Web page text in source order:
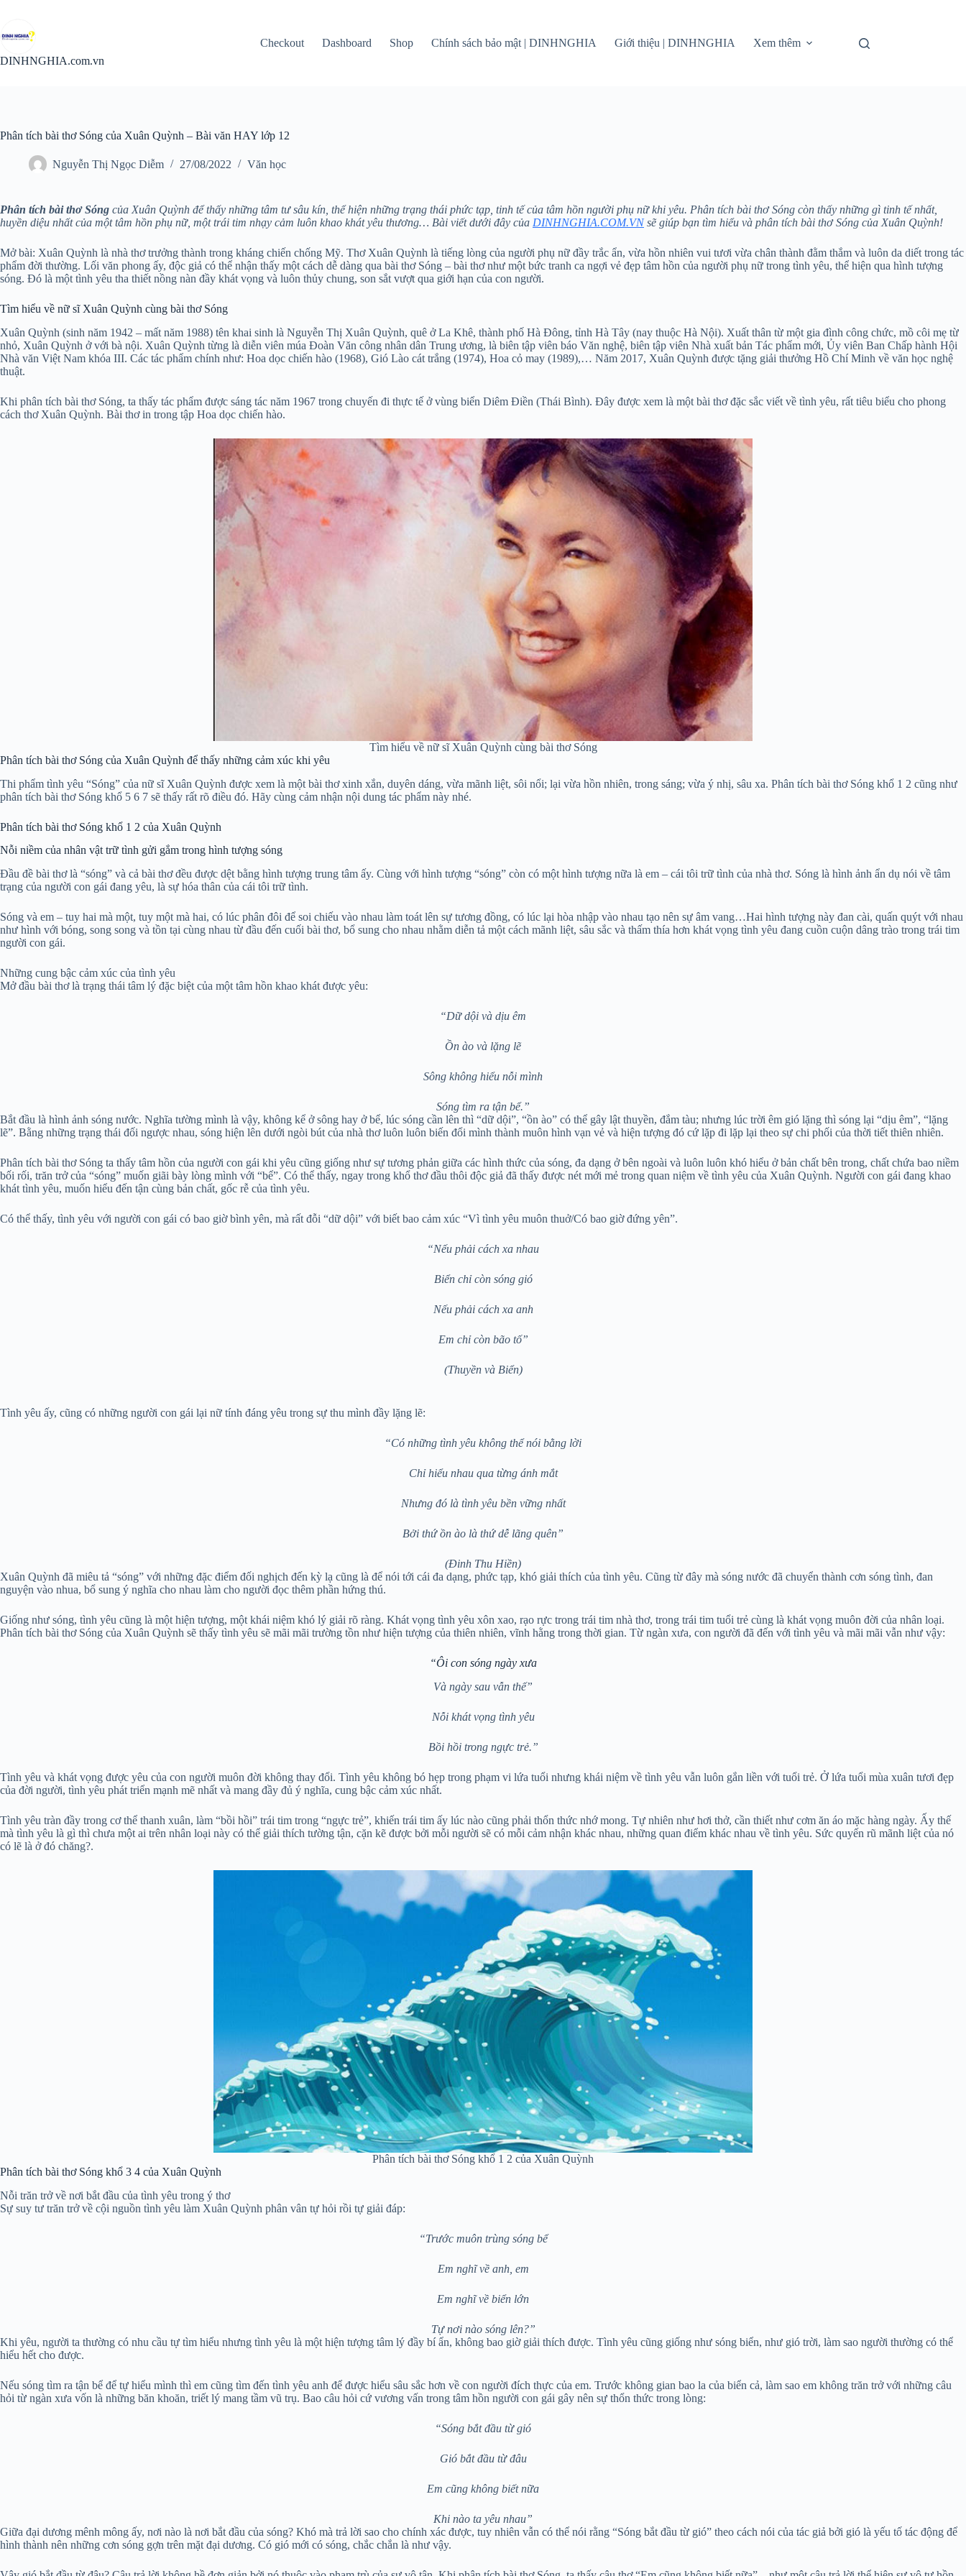
phần
nội
dung
DINHNGHIA.com.vn
Checkout Dashboard Shop Chính sách bảo mật | DINHNGHIA Giới thiệu | DINHNGHIA Xem thêm
Phân tích bài thơ Sóng của Xuân Quỳnh – Bài văn HAY lớp 12
Nguyễn Thị Ngọc Diễm 27/08/2022 Văn học
Phân tích bài thơ Sóng của Xuân Quỳnh để thấy những tâm tư sâu kín, thể hiện những trạng thái phức tạp, tinh tế của tâm hồn người phụ nữ khi yêu. Phân tích bài thơ Sóng còn thấy những gì tinh tế nhất,
huyền diệu nhất của một tâm hồn phụ nữ, một trái tim nhạy cảm luôn khao khát yêu thương… Bài viết dưới đây của DINHNGHIA.COM.VNsẽ giúp bạn tìm hiểu và phân tích bài thơ Sóng của Xuân Quỳnh!
Mở bài: Xuân Quỳnh là nhà thơ trưởng thành trong kháng chiến chống Mỹ. Thơ Xuân Quỳnh là tiếng lòng của người phụ nữ đầy trắc ẩn, vừa hồn nhiên vui tươi vừa chân thành đằm thắm và luôn da diết trong tác
phẩm đời thường. Lối văn phong ấy, độc giả có thể nhận thấy một cách dễ dàng qua bài thơ Sóng – bài thơ như một bức tranh ca ngợi vẻ đẹp tâm hồn của người phụ nữ trong tình yêu, thể hiện qua hình tượng
sóng. Đó là một tình yêu tha thiết nồng nàn đầy khát vọng và luôn thủy chung, son sắt vượt qua giới hạn của con người.
Tìm hiểu về nữ sĩ Xuân Quỳnh cùng bài thơ Sóng
Xuân Quỳnh (sinh năm 1942 – mất năm 1988) tên khai sinh là Nguyễn Thị Xuân Quỳnh, quê ở La Khê, thành phố Hà Đông, tỉnh Hà Tây (nay thuộc Hà Nội). Xuất thân từ một gia đình công chức, mồ côi mẹ từ
nhỏ, Xuân Quỳnh ở với bà nội. Xuân Quỳnh từng là diễn viên múa Đoàn Văn công nhân dân Trung ương, là biên tập viên báo Văn nghệ, biên tập viên Nhà xuất bản Tác phẩm mới, Ủy viên Ban Chấp hành Hội
Nhà văn Việt Nam khóa III. Các tác phẩm chính như: Hoa dọc chiến hào (1968), Gió Lào cát trắng (1974), Hoa cỏ may (1989),… Năm 2017, Xuân Quỳnh được tặng giải thưởng Hồ Chí Minh về văn học nghệ
thuật.
Khi phân tích bài thơ Sóng, ta thấy tác phẩm được sáng tác năm 1967 trong chuyến đi thực tế ở vùng biển Diêm Điền (Thái Bình). Đây được xem là một bài thơ đặc sắc viết về tình yêu, rất tiêu biểu cho phong
cách thơ Xuân Quỳnh. Bài thơ in trong tập Hoa dọc chiến hào.
Tìm hiểu về nữ sĩ Xuân Quỳnh cùng bài thơ Sóng
Phân tích bài thơ Sóng của Xuân Quỳnh để thấy những cảm xúc khi yêu
Thi phẩm tình yêu “Sóng” của nữ sĩ Xuân Quỳnh được xem là một bài thơ xinh xắn, duyên dáng, vừa mãnh liệt, sôi nổi; lại vừa hồn nhiên, trong sáng; vừa ý nhị, sâu xa. Phân tích bài thơ Sóng khổ 1 2 cũng như
phân tích bài thơ Sóng khổ 5 6 7 sẽ thấy rất rõ điều đó. Hãy cùng cảm nhận nội dung tác phẩm này nhé.
Phân tích bài thơ Sóng khổ 1 2 của Xuân Quỳnh
Nỗi niềm của nhân vật trữ tình gửi gắm trong hình tượng sóng
Đầu đề bài thơ là “sóng” và cả bài thơ đều được dệt bằng hình tượng trung tâm ấy. Cùng với hình tượng “sóng” còn có một hình tượng nữa là em – cái tôi trữ tình của nhà thơ. Sóng là hình ảnh ẩn dụ nói về tâm
trạng của người con gái đang yêu, là sự hóa thân của cái tôi trữ tình.
Sóng và em – tuy hai mà một, tuy một mà hai, có lúc phân đôi để soi chiếu vào nhau làm toát lên sự tương đồng, có lúc lại hòa nhập vào nhau tạo nên sự âm vang…Hai hình tượng này đan cài, quấn quýt với nhau
như hình với bóng, song song và tồn tại cùng nhau từ đầu đến cuối bài thơ, bổ sung cho nhau nhằm diễn tả một cách mãnh liệt, sâu sắc và thấm thía hơn khát vọng tình yêu đang cuồn cuộn dâng trào trong trái tim
người con gái.
Những cung bậc cảm xúc của tình yêu
Mở đầu bài thơ là trạng thái tâm lý đặc biệt của một tâm hồn khao khát được yêu:
“Dữ dội và dịu êm
Ồn ào và lặng lẽ
Sông không hiểu nỗi mình
Sóng tìm ra tận bể.”
Bắt đầu là hình ảnh sóng nước. Nghĩa tường mình là vậy, không kể ở sông hay ở bể, lúc sóng cần lên thì “dữ dội”, “ồn ào” có thể gây lật thuyền, đắm tàu; nhưng lúc trời êm gió lặng thì sóng lại “dịu êm”, “lặng
lẽ”. Bằng những trạng thái đối ngược nhau, sóng hiện lên dưới ngòi bút của nhà thơ luôn luôn biến đổi mình thành muôn hình vạn vẻ và hiện tượng đó cứ lặp đi lặp lại theo sự chi phối của thời tiết thiên nhiên.
Phân tích bài thơ Sóng ta thấy tâm hồn của người con gái khi yêu cũng giống như sự tương phản giữa các hình thức của sóng, đa dạng ở bên ngoài và luôn luôn khó hiểu ở bản chất bên trong, chất chứa bao niềm
bối rối, trăn trở của “sóng” muốn giãi bày lòng mình với “bể”. Có thể thấy, ngay trong khổ thơ đầu thôi độc giả đã thấy được nét mới mẻ trong quan niệm về tình yêu của Xuân Quỳnh. Người con gái đang khao
khát tình yêu, muốn hiểu đến tận cùng bản chất, gốc rễ của tình yêu.
Có thể thấy, tình yêu với người con gái có bao giờ bình yên, mà rất đỗi “dữ dội” với biết bao cảm xúc “Vì tình yêu muôn thuở/Có bao giờ đứng yên”.
“Nếu phải cách xa nhau
Biển chỉ còn sóng gió
Nếu phải cách xa anh
Em chỉ còn bão tố”
(Thuyền và Biển)
Tình yêu ấy, cũng có những người con gái lại nữ tính đáng yêu trong sự thu mình đầy lặng lẽ:
“Có những tình yêu không thể nói bằng lời
Chỉ hiểu nhau qua từng ánh mắt
Nhưng đó là tình yêu bền vững nhất
Bởi thứ ồn ào là thứ dễ lãng quên”
(Đinh Thu Hiền)
Xuân Quỳnh đã miêu tả “sóng” với những đặc điểm đối nghịch đến kỳ lạ cũng là để nói tới cái đa dạng, phức tạp, khó giải thích của tình yêu. Cũng từ đây mà sóng nước đã chuyển thành cơn sóng tình, đan
nguyện vào nhua, bổ sung ý nghĩa cho nhau làm cho người đọc thêm phần hứng thú.
Giống như sóng, tình yêu cũng là một hiện tượng, một khái niệm khó lý giải rõ ràng. Khát vọng tình yêu xôn xao, rạo rực trong trái tim nhà thơ, trong trái tim tuổi trẻ cùng là khát vọng muôn đời của nhân loại.
Phân tích bài thơ Sóng của Xuân Quỳnh sẽ thấy tình yêu sẽ mãi mãi trường tồn như hiện tượng của thiên nhiên, vĩnh hằng trong thời gian. Từ ngàn xưa, con người đã đến với tình yêu và mãi mãi vẫn như vậy:
“Ôi con sóng ngày xưa
Và ngày sau vẫn thế”
Nỗi khát vọng tình yêu
Bồi hồi trong ngực trẻ.”
Tình yêu và khát vọng được yêu của con người muôn đời không thay đổi. Tình yêu không bó hẹp trong phạm vi lứa tuổi nhưng khái niệm về tình yêu vẫn luôn gắn liền với tuổi trẻ. Ở lứa tuổi mùa xuân tươi đẹp
của đời người, tình yêu phát triển mạnh mẽ nhất và mang đầy đủ ý nghĩa, cung bậc cảm xúc nhất.
Tình yêu tràn đầy trong cơ thể thanh xuân, làm “bồi hồi” trái tim trong “ngực trẻ”, khiến trái tim ấy lúc nào cũng phải thổn thức nhớ mong. Tự nhiên như hơi thở, cần thiết như cơm ăn áo mặc hàng ngày. Ấy thế
mà tình yêu là gì thì chưa một ai trên nhân loại này có thể giải thích tường tận, cặn kẽ được bởi mỗi người sẽ có mỗi cảm nhận khác nhau, những quan điểm khác nhau về tình yêu. Sức quyến rũ mãnh liệt của nó
có lẽ là ở đó chăng?.
Phân tích bài thơ Sóng khổ 1 2 của Xuân Quỳnh
Phân tích bài thơ Sóng khổ 3 4 của Xuân Quỳnh
Nỗi trăn trở về nơi bắt đầu của tình yêu trong ý thơ
Sự suy tư trăn trở về cội nguồn tình yêu làm Xuân Quỳnh phân vân tự hỏi rồi tự giải đáp:
“Trước muôn trùng sóng bể
Em nghĩ về anh, em
Em nghĩ về biển lớn
Tự nơi nào sóng lên?”
Khi yêu, người ta thường có nhu cầu tự tìm hiểu nhưng tình yêu là một hiện tượng tâm lý đầy bí ẩn, không bao giờ giải thích được. Tình yêu cũng giống như sóng biển, như gió trời, làm sao người thường có thể
hiểu hết cho được.
Nếu sóng tìm ra tận bể để tự hiểu mình thì em cũng tìm đến tình yêu anh để được hiểu sâu sắc hơn về con người đích thực của em. Trước không gian bao la của biển cả, làm sao em không trăn trở với những câu
hỏi từ ngàn xưa vốn là những băn khoăn, triết lý mang tầm vũ trụ. Bao câu hỏi cứ vương vấn trong tâm hồn người con gái gây nên sự thổn thức trong lòng:
“Sóng bắt đầu từ gió
Gió bắt đầu từ đâu
Em cũng không biết nữa
Khi nào ta yêu nhau”
Giữa đại dương mênh mông ấy, nơi nào là nơi bắt đầu của sóng? Khó mà trả lời sao cho chính xác được, tuy nhiên vẫn có thể nói rằng “Sóng bắt đầu từ gió” theo cách nói của tác giả bởi gió là yếu tố tác động để
hình thành nên những cơn sóng gợn trên mặt đại dương. Có gió mới có sóng, chắc chắn là như vậy.